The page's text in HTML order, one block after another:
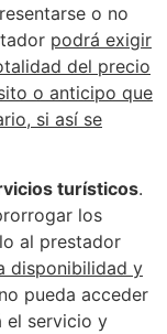
o no
podrá exigir
del precio
o anticipo que
si así se
turísticos.
los
al prestador
disponibilidad y
pueda acceder
el servicio y